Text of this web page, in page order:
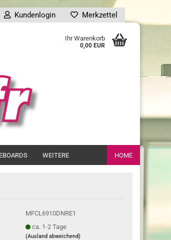
Kundenlogin Merkzettel
Ihr Warenkorb
0,00 EUR
HOME
WEITERE
MFCL6910DNRE1
ca. 1-2 Tage
(Ausland abweichend)